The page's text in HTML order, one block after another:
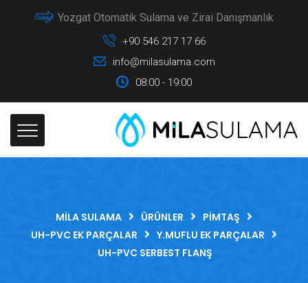
Yozgat Otomatik Sulama ve Zirai Danışmanlık
+90 546 217 17 66
info@milasulama.com
08:00 - 19:00
MILA SULAMA ÜRÜNLER
PIMTAŞ
UH-PVC EK PARÇALAR
Y.MUFLU EK PARÇALAR
UH-PVC SERBEST FLANŞ